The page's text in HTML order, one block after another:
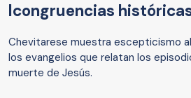
Icongruencias
Chevitarese muestra escepticismo
los evangelios que relatan los
muerte de Jesús.